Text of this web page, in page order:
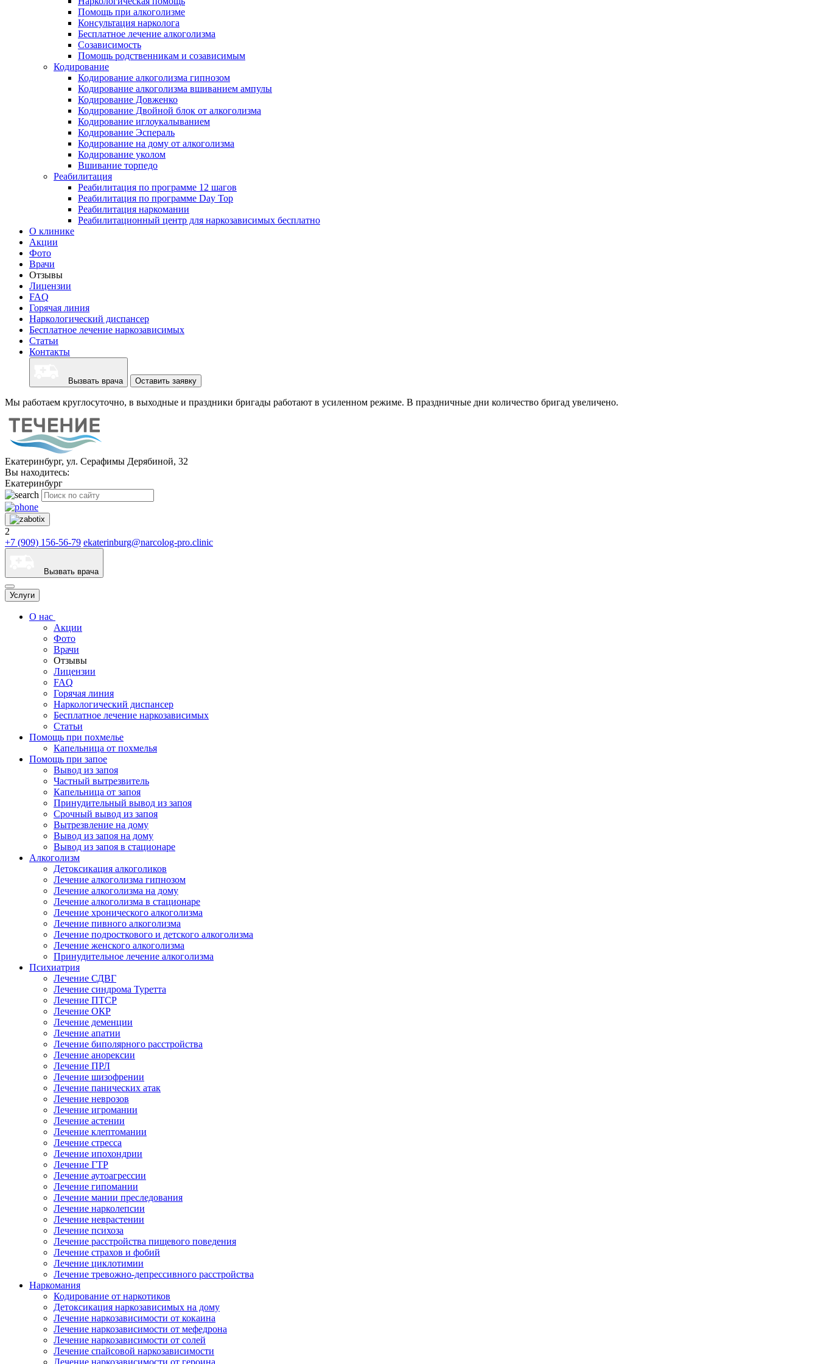
Помощь при алкоголизме
Консультация нарколога
Бесплатное лечение алкоголизма
Созависимость
Помощь родственникам и созависимым
Кодирование
Кодирование алкоголизма гипнозом
Кодирование алкоголизма вшиванием ампулы
Кодирование Довженко
Кодирование Двойной блок от алкоголизма
Кодирование иглоукалыванием
Кодирование Эспераль
Кодирование на дому от алкоголизма
Кодирование уколом
Вшивание торпедо
Реабилитация
Реабилитация по программе 12 шагов
Реабилитация по программе Day Top
Реабилитация наркомании
Реабилитационный центр для наркозависимых бесплатно
О клинике
Акции
Фото
Врачи
Отзывы
Лицензии
FAQ
Горячая линия
Наркологический диспансер
Бесплатное лечение наркозависимых
Статьи
Контакты
Вызвать врача Оставить заявку
Мы работаем круглосуточно, в выходные и праздники бригады работают в усиленном режиме. В праздничные дни количество бригад увеличено.
Екатеринбург, ул. Серафимы Дерябиной, 32
Вы находитесь:
Екатеринбург
2
+7 (909) 156-56-79 ekaterinburg@narcolog-pro.clinic
Вызвать врача
Услуги
О нас
Акции
Фото
Врачи
Отзывы
Лицензии
FAQ
Горячая линия
Наркологический диспансер
Бесплатное лечение наркозависимых
Статьи
Помощь при похмелье
Капельница от похмелья
Помощь при запое
Вывод из запоя
Частный вытрезвитель
Капельница от запоя
Принудительный вывод из запоя
Срочный вывод из запоя
Вытрезвление на дому
Вывод из запоя на дому
Вывод из запоя в стационаре
Алкоголизм
Детоксикация алкоголиков
Лечение алкоголизма гипнозом
Лечение алкоголизма на дому
Лечение алкоголизма в стационаре
Лечение хронического алкоголизма
Лечение пивного алкоголизма
Лечение подросткового и детского алкоголизма
Лечение женского алкоголизма
Принудительное лечение алкоголизма
Психиатрия
Лечение СДВГ
Лечение синдрома Туретта
Лечение ПТСР
Лечение ОКР
Лечение деменции
Лечение апатии
Лечение биполярного расстройства
Лечение анорексии
Лечение ПРЛ
Лечение шизофрении
Лечение панических атак
Лечение неврозов
Лечение игромании
Лечение астении
Лечение клептомании
Лечение стресса
Лечение ипохондрии
Лечение ГТР
Лечение аутоагрессии
Лечение гипомании
Лечение мании преследования
Лечение нарколепсии
Лечение неврастении
Лечение психоза
Лечение расстройства пищевого поведения
Лечение страхов и фобий
Лечение циклотимии
Лечение тревожно-депрессивного расстройства
Наркомания
Кодирование от наркотиков
Детоксикация наркозависимых на дому
Лечение наркозависимости от кокаина
Лечение наркозависимости от мефедрона
Лечение наркозависимости от солей
Лечение спайсовой наркозависимости
Лечение наркозависимости от героина